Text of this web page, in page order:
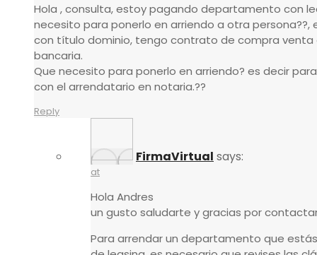
Hola , consulta, estoy pagando departamento con
necesito para ponerlo en arriendo a otra
con título dominio, tengo contrato de compra venta
bancaria.
Que necesito para ponerlo en arriendo? es decir
con el arrendatario en notaria.??
Reply
FirmaVirtual says:
at
Hola Andres
un gusto saludarte y gracias por
Para arrendar un departamento que